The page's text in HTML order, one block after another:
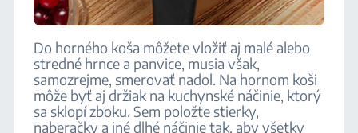
Do horného koša môžete vložiť aj malé alebo
stredné hrnce a panvice, musia však,
samozrejme, smerovať nadol. Na hornom koši
môže byť aj držiak na kuchynské náčinie, ktorý
sa sklopí zboku. Sem položte stierky,
naberačky a iné dlhé náčinie tak, aby všetky